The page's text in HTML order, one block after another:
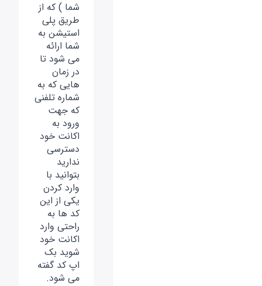
شما ) که از
طریق پلی
استیشن به
شما ارائه
می شود تا
در زمان
هایی که به
شماره تلفنی
که جهت
ورود به
اکانت خود
دسترسی
ندارید
بتوانید با
وارد کردن
یکی از این
کد ها به
راحتی وارد
اکانت خود
شوید بک
اپ کد گفته
می شود.